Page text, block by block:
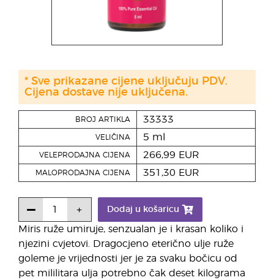
Miris ruže umiruje, senzualan je i krasan koliko i
njezini cvjetovi. Dragocjeno eterično ulje ruže
goleme je vrijednosti jer je za svaku bočicu od
pet mililitara ulja potrebno čak deset kilograma
BROJ ARTIKLA 33333
VELIČINA 5 ml
VELEPRODAJNA CIJENA 266,99 EUR
MALOPRODAJNA CIJENA 351,30 EUR
Dodaj u košaricu
* Sve prikazane cijene uključuju PDV.
Cijena dostave nije uključena.